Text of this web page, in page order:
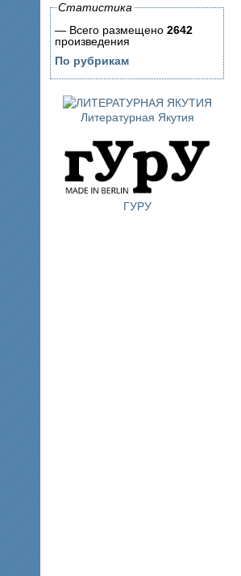
Статистика
— Всего размещено 2642
произведения
По рубрикам
Литературная Якутия
ГУРУ